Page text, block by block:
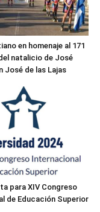
en homenaje al 171
natalicio de José
José de las Lajas
para XIV Congreso
de Educación Superior